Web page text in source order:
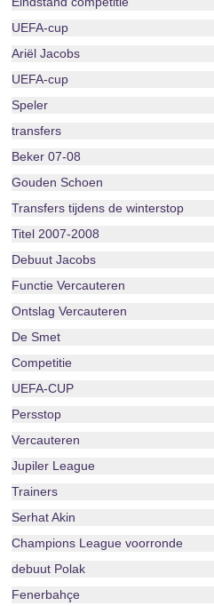
UEFA-cup
Ariël Jacobs
UEFA-cup
Speler
transfers
Beker 07-08
Gouden Schoen
Transfers tijdens de winterstop
Titel 2007-2008
Debuut Jacobs
Functie Vercauteren
Ontslag Vercauteren
De Smet
Competitie
UEFA-CUP
Persstop
Vercauteren
Jupiler League
Trainers
Serhat Akin
Champions League voorronde
debuut Polak
Fenerbahçe